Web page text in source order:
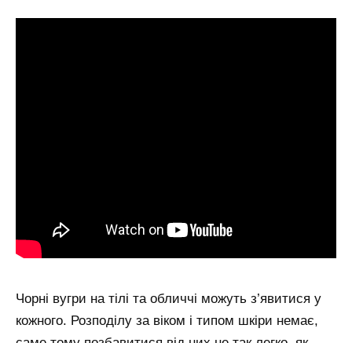
Чорні вугри на тілі та обличчі можуть з’явитися у
кожного. Розподілу за віком і типом шкіри немає,